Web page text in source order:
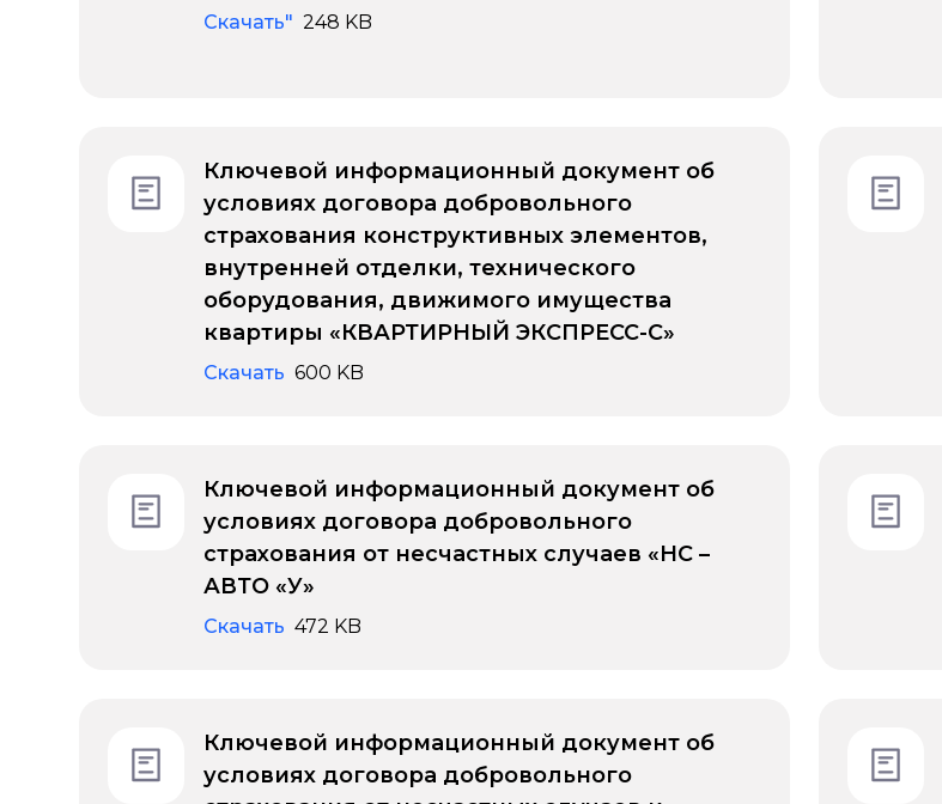
Скачать" 248 KB
Ключевой информационный документ об
условиях договора добровольного
страхования конструктивных элементов,
внутренней отделки, технического
оборудования, движимого имущества
квартиры «КВАРТИРНЫЙ ЭКСПРЕСС-С»
Скачать 600 KB
Ключевой информационный документ об
условиях договора добровольного
страхования от несчастных случаев «НС –
АВТО «У»
Скачать 472 KB
Ключевой информационный документ об
условиях договора добровольного